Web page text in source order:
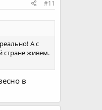
#11
А с
стране живем.
в